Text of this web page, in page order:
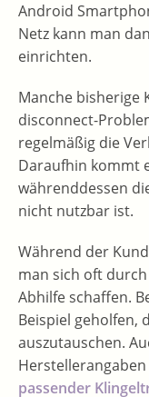
Android
Netz kann man
einrichten.
Manche bisherige
disconnect-
regelmäßig die
Daraufhin kommt
währenddessen
nicht nutzbar ist.
Während der
man sich oft
Abhilfe schaffen.
Beispiel geholfen,
auszutauschen.
passender